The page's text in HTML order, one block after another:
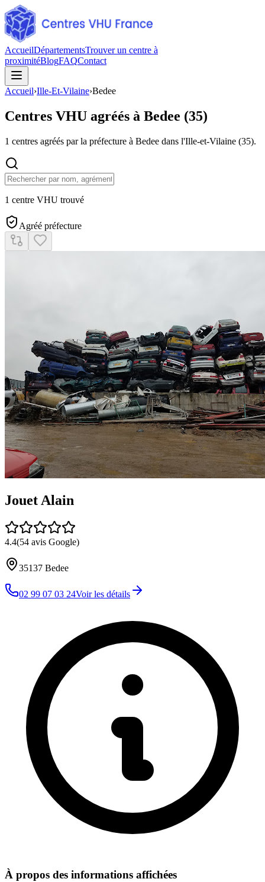
AccueilDépartementsTrouver un centre à
proximitéBlogFAQContact
Accueil›Ille-Et-Vilaine›Bedee
Centres VHU agréés à Bedee (35)
1 centres agréés par la préfecture à Bedee dans l'Ille-et-Vilaine (35).
1 centre VHU trouvé
Agréé préfecture
Jouet Alain
4.4(54 avis Google)
35137 Bedee
02 99 07 03 24Voir les détails
À propos des informations affichées